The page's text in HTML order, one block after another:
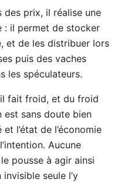
des prix, il réalise une
: il permet de stocker
et de les distribuer lors
puis des vaches
les spéculateurs.
fait froid, et du froid
sans doute bien
l’état de l’économie
Aucune
pousse à agir ainsi
seule l’y